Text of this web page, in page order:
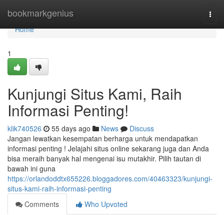
bookmarkgenius
Home
Home
1
Kunjungi Situs Kami, Raih
Informasi Penting!
klik740526 55 days ago News
Discuss
Jangan lewatkan kesempatan berharga untuk mendapatkan
informasi penting ! Jelajahi situs online sekarang juga dan Anda
bisa meraih banyak hal mengenai isu mutakhir. Pilih tautan di
bawah ini guna
https://orlandoddtx655226.bloggadores.com/40463323/kunjungi-
situs-kami-raih-informasi-penting
Comments
Who Upvoted